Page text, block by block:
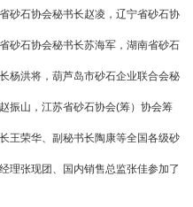
砂石协会秘书长赵凌，辽宁省砂石协
砂石协会秘书长苏海军，湖南省砂石
杨洪将，葫芦岛市砂石企业联合会秘
振山，江苏省砂石协会(筹）协会筹
王荣华、副秘书长陶康等全国各级砂
理张现团、国内销售总监张佳参加了